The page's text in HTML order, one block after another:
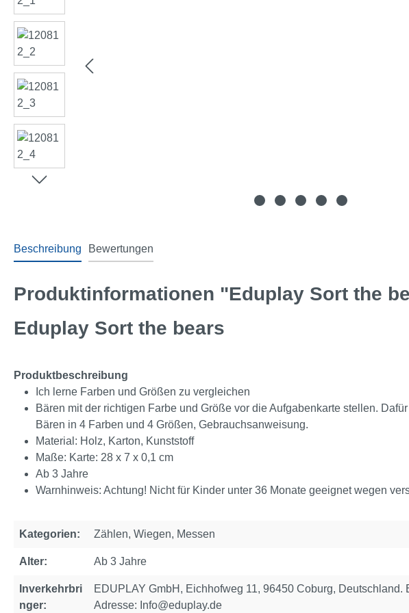
Beschreibung Bewertungen
Produktinformationen "Eduplay Sort the
Eduplay Sort the bears
Produktbeschreibung
Ich lerne Farben und Größen zu vergleichen
Bären mit der richtigen Farbe und Größe vor die Aufgabenkarte stellen.
Bären in 4 Farben und 4 Größen, Gebrauchsanweisung.
Material: Holz, Karton, Kunststoff
Maße: Karte: 28 x 7 x 0,1 cm
Ab 3 Jahre
Warnhinweis: Achtung! Nicht für Kinder unter 36 Monate geeignet wegen
Kategorien: Zählen, Wiegen, Messen
Alter: Ab 3 Jahre
Inverkehrbri
nger:
EDUPLAY GmbH, Eichhofweg 11, 96450 Coburg, Deutschland.
Adresse: Info@eduplay.de